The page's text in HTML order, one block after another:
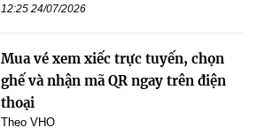
12:25 24/07/2026
Mua vé xem xiếc trực tuyến, chọn
ghế và nhận mã QR ngay trên điện
thoại
Theo VHO